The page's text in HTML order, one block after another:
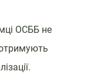
ОСББ не